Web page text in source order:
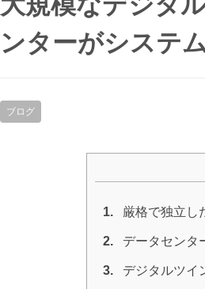
ンターがシステ
ブログ
1. 厳格で独立し
2. データセンタ
3. デジタルツイ